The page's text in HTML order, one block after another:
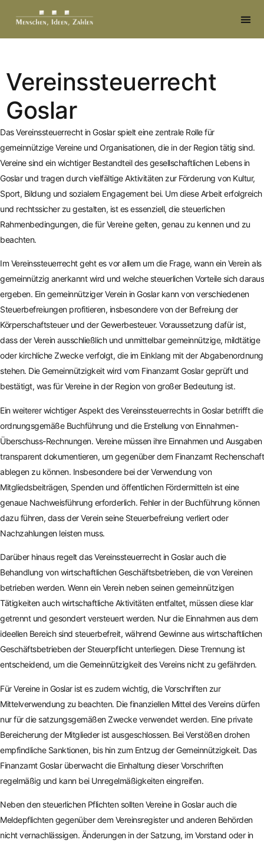
springen
Vereinssteuerrecht
Goslar
Das Vereinssteuerrecht in Goslar spielt eine zentrale Rolle für
gemeinnützige Vereine und Organisationen, die in der Region tätig sind.
Vereine sind ein wichtiger Bestandteil des gesellschaftlichen Lebens in
Goslar und tragen durch vielfältige Aktivitäten zur Förderung von Kultur,
Sport, Bildung und sozialem Engagement bei. Um diese Arbeit erfolgreich
und rechtssicher zu gestalten, ist es essenziell, die steuerlichen
Rahmenbedingungen, die für Vereine gelten, genau zu kennen und zu
beachten.
Im Vereinssteuerrecht geht es vor allem um die Frage, wann ein Verein als
gemeinnützig anerkannt wird und welche steuerlichen Vorteile sich daraus
ergeben. Ein gemeinnütziger Verein in Goslar kann von verschiedenen
Steuerbefreiungen profitieren, insbesondere von der Befreiung der
Körperschaftsteuer und der Gewerbesteuer. Voraussetzung dafür ist,
dass der Verein ausschließlich und unmittelbar gemeinnützige, mildtätige
oder kirchliche Zwecke verfolgt, die im Einklang mit der Abgabenordnung
stehen. Die Gemeinnützigkeit wird vom Finanzamt Goslar geprüft und
bestätigt, was für Vereine in der Region von großer Bedeutung ist.
Ein weiterer wichtiger Aspekt des Vereinssteuerrechts in Goslar betrifft die
ordnungsgemäße Buchführung und die Erstellung von Einnahmen-
Überschuss-Rechnungen. Vereine müssen ihre Einnahmen und Ausgaben
transparent dokumentieren, um gegenüber dem Finanzamt Rechenschaft
ablegen zu können. Insbesondere bei der Verwendung von
Mitgliedsbeiträgen, Spenden und öffentlichen Fördermitteln ist eine
genaue Nachweisführung erforderlich. Fehler in der Buchführung können
dazu führen, dass der Verein seine Steuerbefreiung verliert oder
Nachzahlungen leisten muss.
Darüber hinaus regelt das Vereinssteuerrecht in Goslar auch die
Behandlung von wirtschaftlichen Geschäftsbetrieben, die von Vereinen
betrieben werden. Wenn ein Verein neben seinen gemeinnützigen
Tätigkeiten auch wirtschaftliche Aktivitäten entfaltet, müssen diese klar
getrennt und gesondert versteuert werden. Nur die Einnahmen aus dem
ideellen Bereich sind steuerbefreit, während Gewinne aus wirtschaftlichen
Geschäftsbetrieben der Steuerpflicht unterliegen. Diese Trennung ist
entscheidend, um die Gemeinnützigkeit des Vereins nicht zu gefährden.
Für Vereine in Goslar ist es zudem wichtig, die Vorschriften zur
Mittelverwendung zu beachten. Die finanziellen Mittel des Vereins dürfen
nur für die satzungsgemäßen Zwecke verwendet werden. Eine private
Bereicherung der Mitglieder ist ausgeschlossen. Bei Verstößen drohen
empfindliche Sanktionen, bis hin zum Entzug der Gemeinnützigkeit. Das
Finanzamt Goslar überwacht die Einhaltung dieser Vorschriften
regelmäßig und kann bei Unregelmäßigkeiten eingreifen.
Neben den steuerlichen Pflichten sollten Vereine in Goslar auch die
Meldepflichten gegenüber dem Vereinsregister und anderen Behörden
nicht vernachlässigen. Änderungen in der Satzung, im Vorstand oder in